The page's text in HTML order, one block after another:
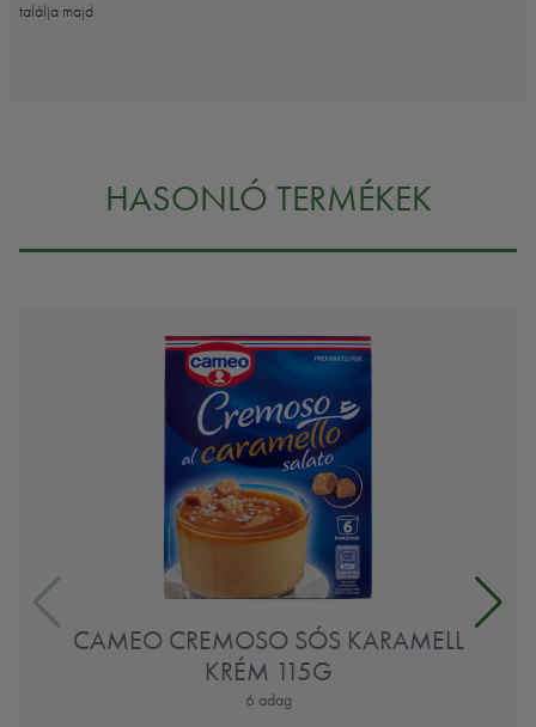
találja majd
HASONLÓ TERMÉKEK
CAMEO CREMOSO SÓS KARAMELL
KRÉM 115G
6 adag